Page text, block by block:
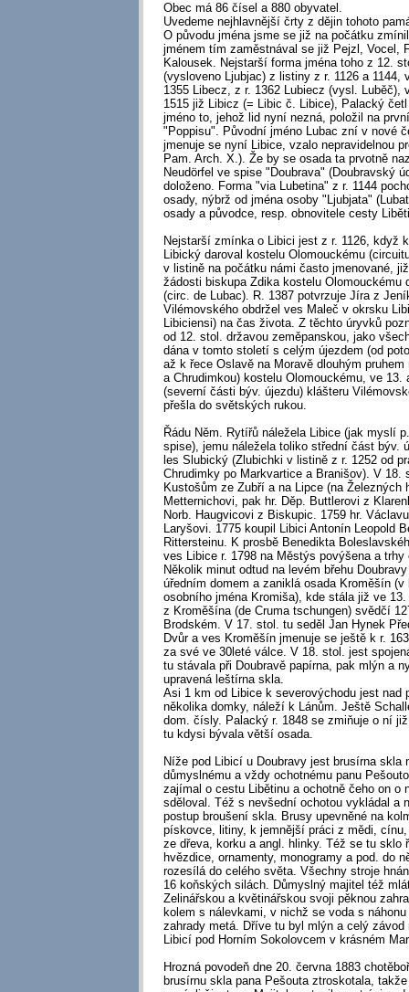
Obec má 86 čísel a 880 obyvatel.
Uvedeme nejhlavnější črty z dějin tohoto
O původu jména jsme se již na počátku
jménem tím zaměstnával se již Pejzl, Vocel,
Kalousek. Nejstarší forma jména toho z 12.
(vysloveno Ljubjac) z listiny z r. 1126 a 1144,
1355 Libecz, z r. 1362 Lubiecz (vysl. Luběč),
1515 již Libicz (= Libic č. Libice), Palacký
jméno to, jehož lid nyní nezná, položil na
"Poppisu". Původní jméno Lubac zní v nové
jmenuje se nyní Libice, vzalo nepravidelnou
Pam. Arch. X.). Že by se osada ta prvotně
Neudörfel ve spise "Doubrava" (Doubravský
doloženo. Forma "via Lubetina" z r. 1144
osady, nýbrž od jména osoby "Ljubjata"
osady a původce, resp. obnovitele cesty
Nejstarší zmínka o Libici jest z r. 1126, když
Libický daroval kostelu Olomouckému
v listině na počátku námi často jmenované,
žádosti biskupa Zdika kostelu Olomouckému
(circ. de Lubac). R. 1387 potvrzuje Jíra z
Vilémovského obdržel ves Maleč v okrsku
Libiciensi) na čas života. Z těchto úryvků
od 12. stol. državou zeměpanskou, jako
dána v tomto století s celým újezdem (od
až k řece Oslavě na Moravě dlouhým pruhem
a Chrudimkou) kostelu Olomouckému, ve 13.
(severní části býv. újezdu) klášteru
přešla do světských rukou.
Řádu Něm. Rytířů náležela Libice (jak myslí
spise), jemu náležela toliko střední část býv.
les Slubický (Zlubichki v listině z r. 1252 od
Chrudimky po Markvartice a Branišov). V 18.
Kustošům ze Zubří a na Lipce (na Železných
Metternichovi, pak hr. Děp. Buttlerovi z
Norb. Haugvicovi z Biskupic. 1759 hr.
Laryšovi. 1775 koupil Libici Antonín Leopold
Rittersteinu. K prosbě Benedikta
ves Libice r. 1798 na Městýs povýšena a trhy
Několik minut odtud na levém břehu
úředním domem a zaniklá osada Kroměšín
osobního jména Kromiša), kde stála již ve
z Kroměšína (de Cruma tschungen) svědčí
Brodském. V 17. stol. tu seděl Jan Hynek
Dvůr a ves Kroměšín jmenuje se ještě k r.
za své ve 30leté válce. V 18. stol. jest
tu stávala při Doubravě papírna, pak mlýn a
upravená leštírna skla.
Asi 1 km od Libice k severovýchodu jest nad
několika domky, náleží k Lánům. Ještě
dom. čísly. Palacký r. 1848 se zmiňuje o ní
tu kdysi bývala větší osada.
Níže pod Libicí u Doubravy jest brusírna skla
důmyslnému a vždy ochotnému panu
zajímal o cestu Libětinu a ochotně čeho on o
sděloval. Též s nevšední ochotou vykládal a
postup broušení skla. Brusy upevněné na
pískovce, litiny, k jemnější práci z mědi,
ze dřeva, korku a angl. hlinky. Též se tu sklo
hvězdice, ornamenty, monogramy a pod. do
rozesílá do celého světa. Všechny stroje
16 koňských silách. Důmyslný majitel též
Zelinářskou a květinářskou svoji pěknou
kolem s nálevkami, v nichž se voda s
zahrady metá. Dříve tu byl mlýn a celý závod
Libicí pod Horním Sokolovcem v krásném
Hrozná povodeň dne 20. června 1883
brusírnu skla pana Pešouta ztroskotala,